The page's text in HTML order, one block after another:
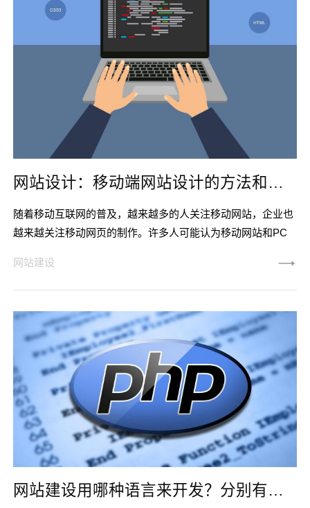
网站设计：移动端网站设计的方法和注意事项有哪些?
随着移动互联网的普及，越来越多的人关注移动网站，企业也
越来越关注移动网页的制作。许多人可能认为移动网站和PC
们来看看手机网站的制作方法和注意事项。一、如何制作手机
网站1.手机网站的设计是完全独立的手机网站设计风格可能与
分离的主要原因是移动网站的浏览屏幕相对较小，所以移动网
站的功能和大小肯定
网站建设
网站建设用哪种语言来开发？分别有那些优势